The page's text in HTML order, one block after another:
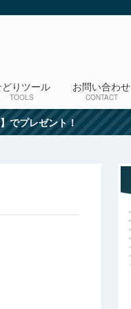
りツール
TOOLS
お問い合わせ
CONTACT
でプレゼント！